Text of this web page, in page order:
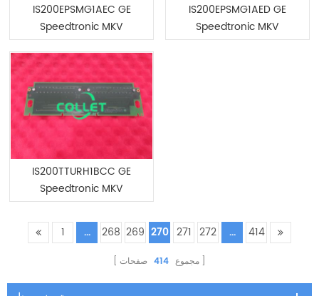
IS200EPSMG1AEC GE
Speedtronic MKV
IS200EPSMG1AED GE
Speedtronic MKV
IS200TTURH1BCC GE
Speedtronic MKV
1 ... 268 269 270 271 272 ... 414
مجموع 414 صفحات